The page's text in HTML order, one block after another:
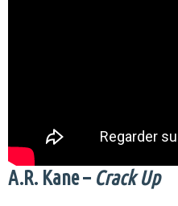
A.R. Kane – Crack Up